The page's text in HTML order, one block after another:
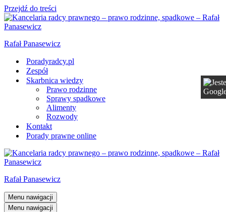
Przejdź do treści
Rafał Panasewicz
Poradyradcy.pl
Zespół
Skarbnica wiedzy
Prawo rodzinne
Sprawy spadkowe
Alimenty
Rozwody
Kontakt
Porady prawne online
Rafał Panasewicz
Menu nawigacji
Menu nawigacji